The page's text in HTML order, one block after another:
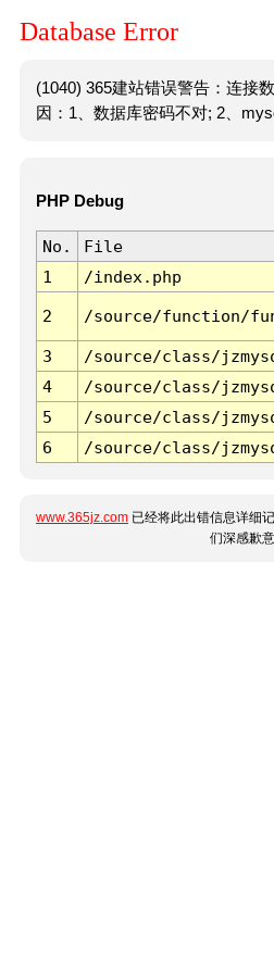
Database Error
(1040) 365建站错误警告：连接
因：1、数据库密码不对; 2、
PHP Debug
No. File
1
/index.php
2 /source/function/
3 /source/class/
4
/source/class/
5
/source/class/
6
/source/class/
www.365jz.com 已经将此出错信息详细
们深感歉